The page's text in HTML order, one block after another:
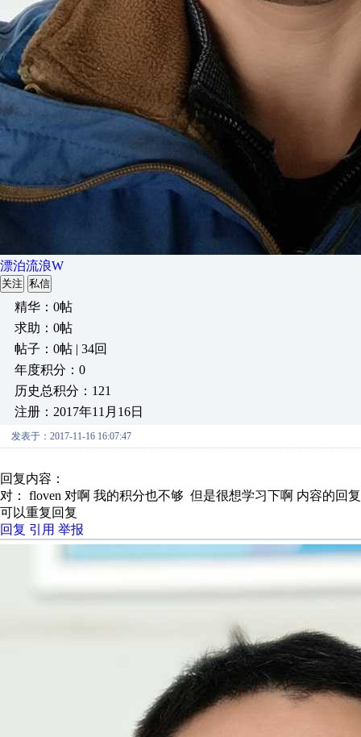
漂泊流浪W
关注 私信
精华：0帖
求助：0帖
帖子：0帖 | 34回
年度积分：0
历史总积分：121
注册：2017年11月16日
发表于：2017-11-16 16:07:47
回复内容：
对： floven 对啊 我的积分也不够 但是很想学习下啊 内容的回
可以重复回复
回复 引用 举报